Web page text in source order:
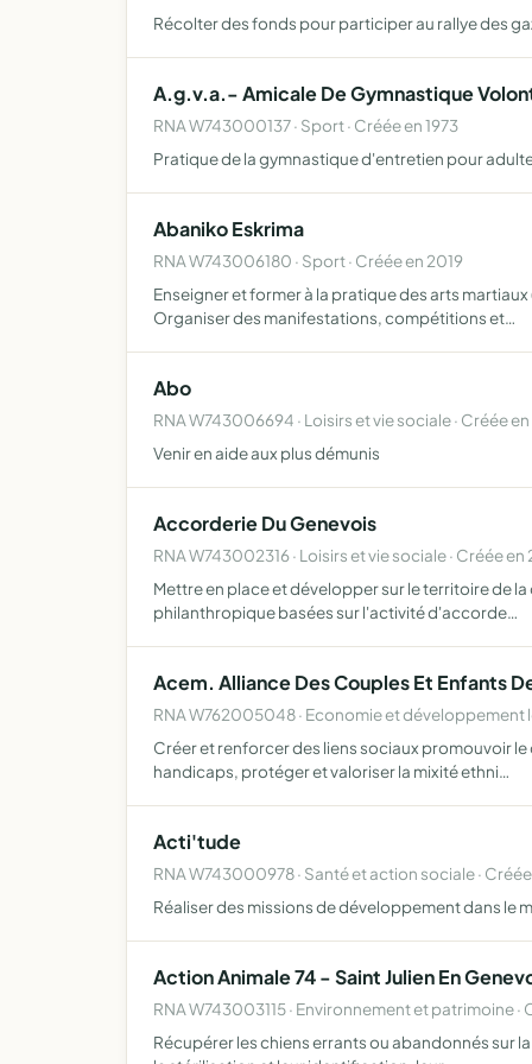
Récolter des fonds pour participer au rallye des
A.g.v.a.- Amicale De Gymnastique
RNA W743000137 · Sport · Créée en 1973
Pratique de la gymnastique d'entretien pour
Abaniko Eskrima
RNA W743006180 · Sport · Créée en 2019
Enseigner et former à la pratique des arts
Organiser des manifestations, compétitions et…
Abo
RNA W743006694 · Loisirs et vie sociale · Créée
Venir en aide aux plus démunis
Accorderie Du Genevois
RNA W743002316 · Loisirs et vie sociale · Créée en
Mettre en place et développer sur le territoire de
philanthropique basées sur l'activité d'accorde…
Acem. Alliance Des Couples Et Enfants
RNA W762005048 · Economie et développement
Créer et renforcer des liens sociaux promouvoir
handicaps, protéger et valoriser la mixité ethni…
Acti'tude
RNA W743000978 · Santé et action sociale ·
Réaliser des missions de développement dans le
Action Animale 74 - Saint Julien En
RNA W743003115 · Environnement et patrimoine ·
Récupérer les chiens errants ou abandonnés sur